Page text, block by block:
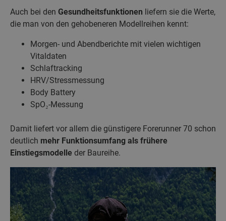
Auch bei den Gesundheitsfunktionen liefern sie die Werte,
die man von den gehobeneren Modellreihen kennt:
Morgen- und Abendberichte mit vielen wichtigen
Vitaldaten
Schlaftracking
HRV/Stressmessung
Body Battery
SpO₂-Messung
Damit liefert vor allem die günstigere Forerunner 70 schon
deutlich mehr Funktionsumfang als frühere
Einstiegsmodelle der Baureihe.